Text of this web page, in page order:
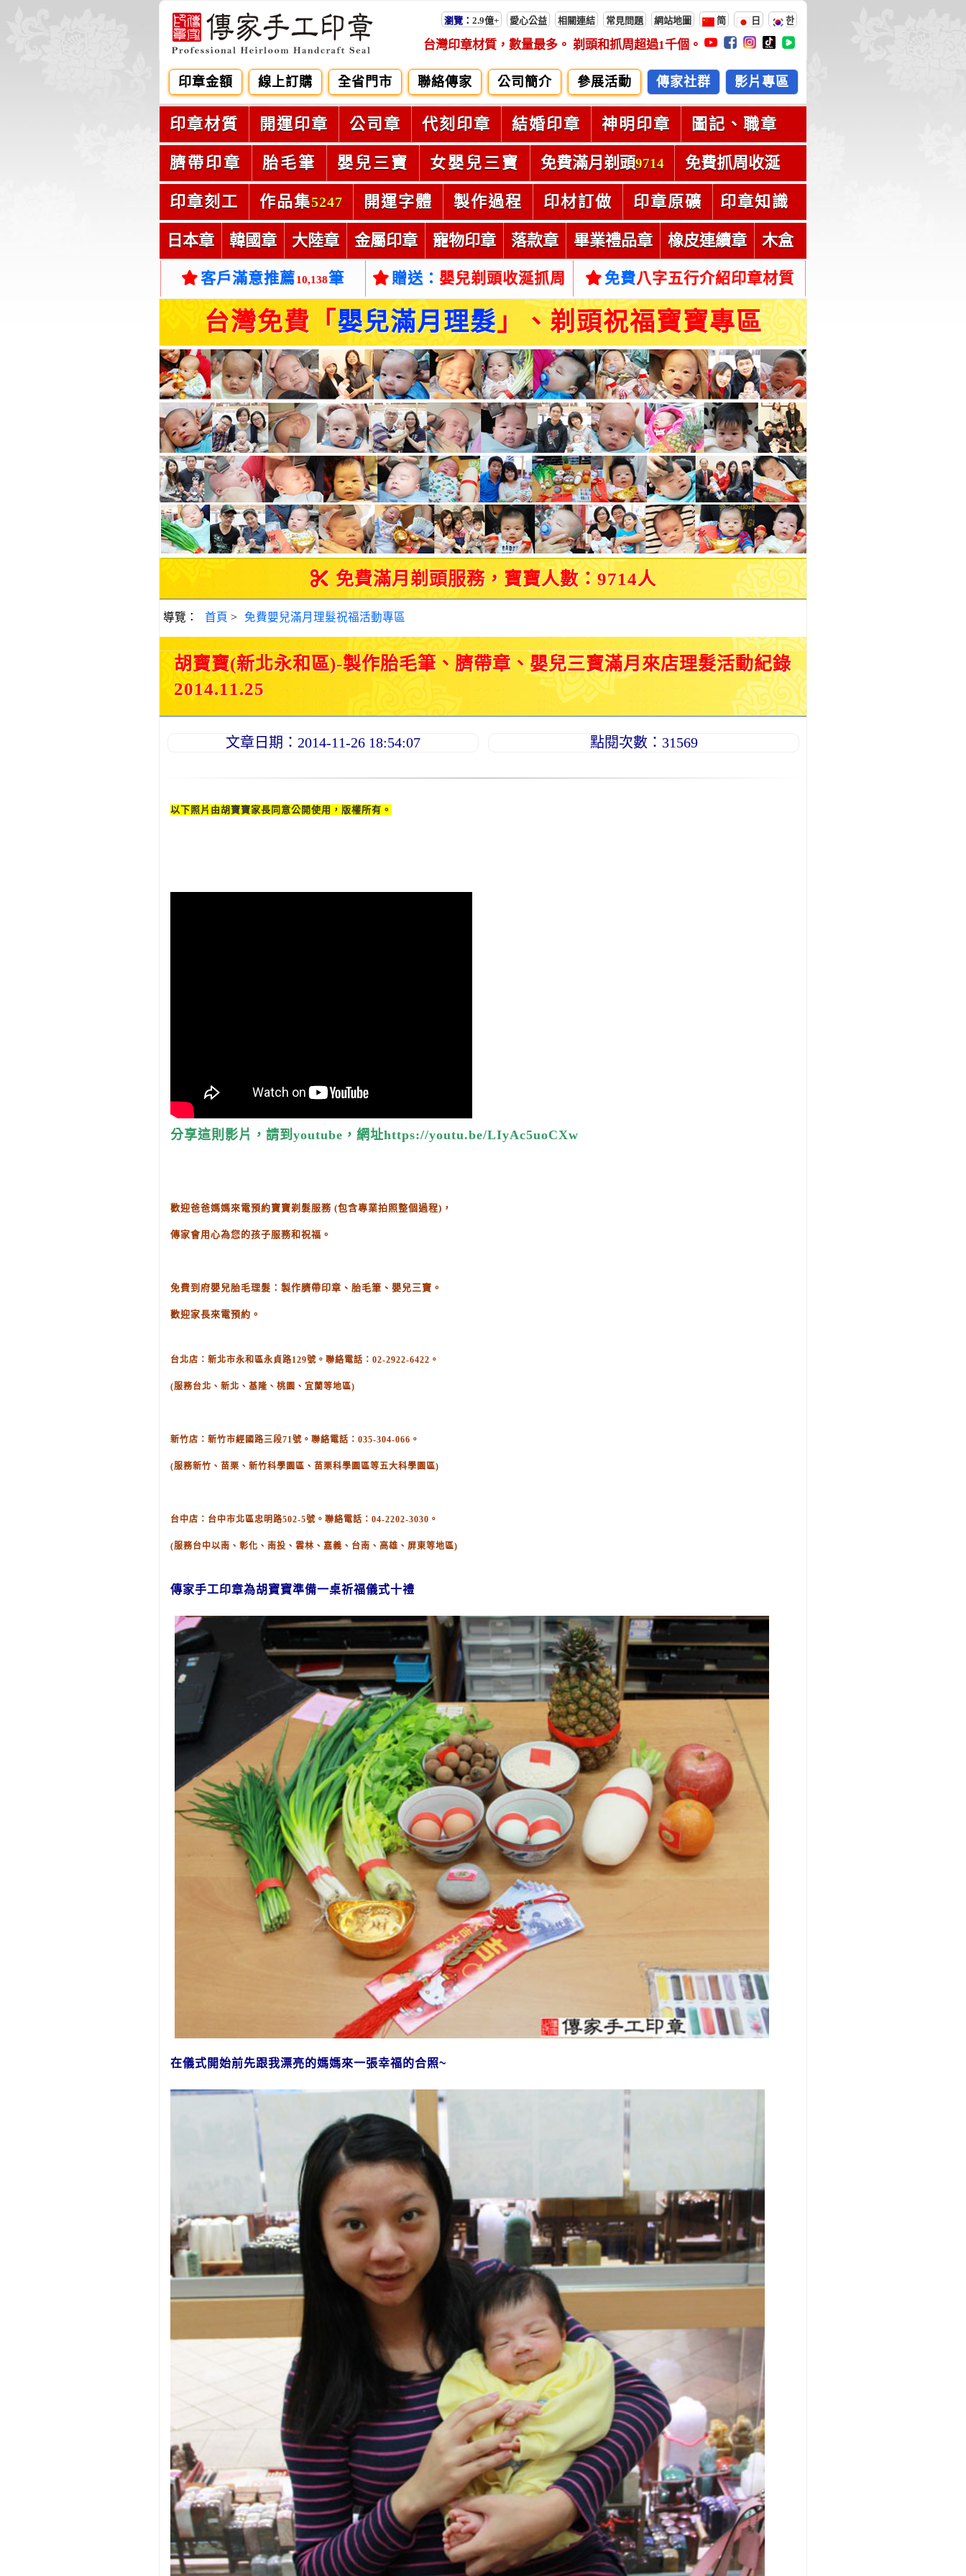
瀏覽： 2.9億+ 愛心公益 相關連結 常見問題 網站地圖 简 日 한
台灣印章材質，數量最多。 剃頭和抓周超過1千個。
印章金額 線上訂購 全省門市 聯絡傳家 公司簡介 參展活動 傳家社群 影片專區
印章材質 開運印章 公司章 代刻印章 結婚印章 神明印章 圖記、職章
臍帶印章 胎毛筆 嬰兒三寶 女嬰兒三寶 免費滿月剃頭9714 免費抓周收涎
印章刻工 作品集5247 開運字體 製作過程 印材訂做 印章原礦 印章知識
日本章 韓國章 大陸章 金屬印章 寵物印章 落款章 畢業禮品章 橡皮連續章 木盒
客戶滿意推薦10,138筆 贈送： 嬰兒剃頭收涎抓周 免費八字五行介紹印章材質
台灣免費「 嬰兒滿月理髮」、剃頭祝福寶寶專區
免費滿月剃頭服務，寶寶人數：9714人
導覽： 首頁 > 免費嬰兒滿月理髮祝福活動專區
胡寶寶(新北永和區)-製作胎毛筆、臍帶章、嬰兒三寶滿月來店理髮活動紀錄
2014.11.25
文章日期：2014-11-26 18:54:07 點閱次數：31569
以下照片由胡寶寶家長同意公開使用，版權所有。
分享這則影片，請到youtube，網址https://youtu.be/LIyAc5uoCXw
歡迎爸爸媽媽來電預約寶寶剃髮服務 (包含專業拍照整個過程) ，
傳家會用心為您的孩子服務和祝福。
免費到府嬰兒胎毛理髮：製作臍帶印章、胎毛筆、嬰兒三寶。
歡迎家長來電預約。
台北店：新北市永和區永貞路129號。聯絡電話：02-2922-6422。
(服務台北、新北、基隆、桃園、宜蘭等地區)
新竹店：新竹市經國路三段71號。聯絡電話：035-304-066。
(服務新竹、苗栗、新竹科學園區、苗栗科學園區等五大科學園區)
台中店：台中市北區忠明路502-5號。聯絡電話：04-2202-3030。
(服務台中以南、彰化、南投、雲林、嘉義、台南、高雄、屏東等地區)
傳家手工印章為胡寶寶準備一桌祈福儀式十禮
在儀式開始前先跟我漂亮的媽媽來一張幸福的合照~